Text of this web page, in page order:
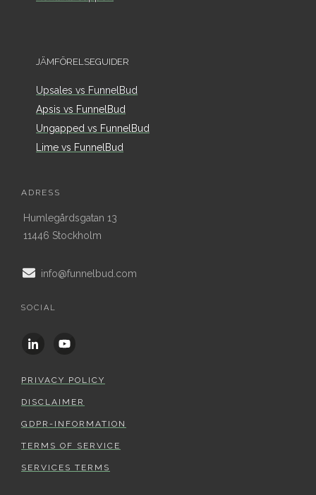
JÄMFÖRELSEGUIDER
Upsales vs FunnelBud
Apsis vs FunnelBud
Ungapped vs FunnelBud
Lime vs FunnelBud
ADRESS
Humlegårdsgatan 13
11446 Stockholm
info@funnelbud.com
SOCIAL
PRIVACY POLICY
DISCLAIMER
GDPR-INFORMATION
TERMS OF SERVICE
SERVICES TERMS